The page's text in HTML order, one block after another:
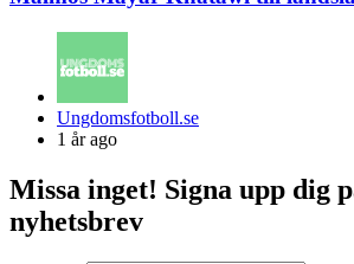
Posted
by
Ungdomsfotboll.se
1 år ago
Missa inget! Signa upp dig
nyhetsbrev